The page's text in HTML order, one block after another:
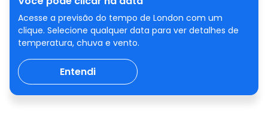
Acesse a previsão do tempo de London com um
clique. Selecione qualquer data para ver detalhes de
temperatura, chuva e vento.
Entendi